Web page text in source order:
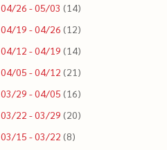
04/26 - 05/03 (14)
04/19 - 04/26 (12)
04/12 - 04/19 (14)
04/05 - 04/12 (21)
03/29 - 04/05 (16)
03/22 - 03/29 (20)
03/15 - 03/22 (8)